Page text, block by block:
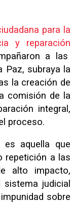
para la
y reparación
a las
Paz, subraya la
la creación de
comisión de la
integral,
proceso.
es aquella que
repetición a las
alto impacto,
judicial
sobre